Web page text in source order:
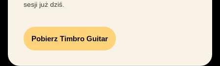
sesji już dziś.
Pobierz Timbro Guitar